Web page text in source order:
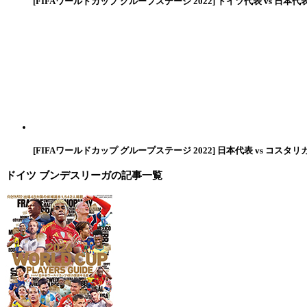
[FIFAワールドカップ グループステージ 2022] 日本代表 vs コスタリ
ドイツ ブンデスリーガの記事一覧